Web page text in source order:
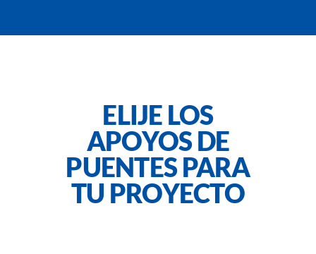
ELIJE LOS
APOYOS DE
PUENTES PARA
TU PROYECTO